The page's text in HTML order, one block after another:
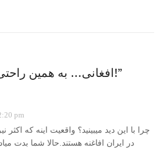
50 thoughts on “افغانی… به همین راحتی!”
pm
چرا با اين ديد ميبينيد؟ واقعيت اينه که اکثر
در ايران افاغنه هستند.حالا شما بدت